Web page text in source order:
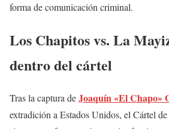
forma de comunicación criminal.
Los Chapitos vs. La
dentro del cártel
Tras la captura deJoaquín «El Chapo»
extradición a Estados Unidos, el Cártel